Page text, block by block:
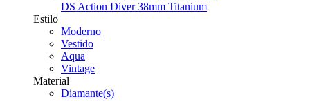
DS Action Diver 38mm Titanium
Estilo
Moderno
Vestido
Aqua
Vintage
Material
Diamante(s)